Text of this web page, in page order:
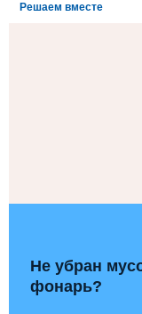
Решаем вместе
Не убран
фонарь?